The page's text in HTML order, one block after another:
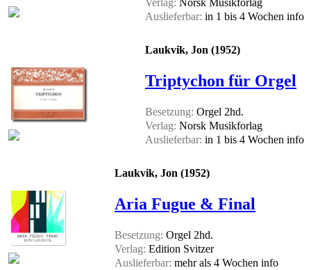
Verlag: Norsk Musikforlag
Auslieferbar: in 1 bis 4 Wochen info
Laukvik, Jon (1952)
Triptychon für Orgel
Besetzung: Orgel 2hd.
Verlag: Norsk Musikforlag
Auslieferbar: in 1 bis 4 Wochen info
Laukvik, Jon (1952)
Aria Fugue & Final
Besetzung: Orgel 2hd.
Verlag: Edition Svitzer
Auslieferbar: mehr als 4 Wochen info